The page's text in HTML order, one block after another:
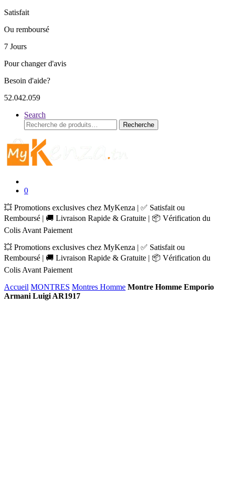
Satisfait
Ou remboursé
7 Jours
Pour changer d'avis
Besoin d'aide?
52.042.059
Search
Recherche
pour :
Recherche
0
💥 Promotions exclusives chez MyKenza | ✅ Satisfait ou
Remboursé | 🚚 Livraison Rapide & Gratuite | 📦 Vérification du
Colis Avant Paiement
💥 Promotions exclusives chez MyKenza | ✅ Satisfait ou
Remboursé | 🚚 Livraison Rapide & Gratuite | 📦 Vérification du
Colis Avant Paiement
Accueil MONTRES Montres Homme Montre Homme Emporio
Armani Luigi AR1917